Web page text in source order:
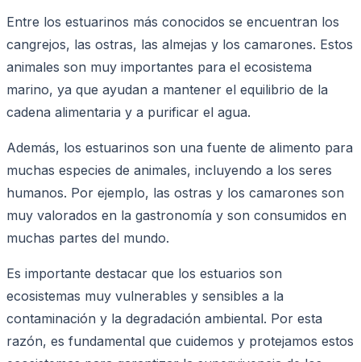
Entre los estuarinos más conocidos se encuentran los
cangrejos, las ostras, las almejas y los camarones. Estos
animales son muy importantes para el ecosistema
marino, ya que ayudan a mantener el equilibrio de la
cadena alimentaria y a purificar el agua.
Además, los estuarinos son una fuente de alimento para
muchas especies de animales, incluyendo a los seres
humanos. Por ejemplo, las ostras y los camarones son
muy valorados en la gastronomía y son consumidos en
muchas partes del mundo.
Es importante destacar que los estuarios son
ecosistemas muy vulnerables y sensibles a la
contaminación y la degradación ambiental. Por esta
razón, es fundamental que cuidemos y protejamos estos